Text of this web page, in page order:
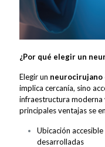
¿Por qué elegir un
Elegir un neurocirujano
implica cercanía, sino
infraestructura moderna
principales ventajas se
Ubicación
desarrolladas